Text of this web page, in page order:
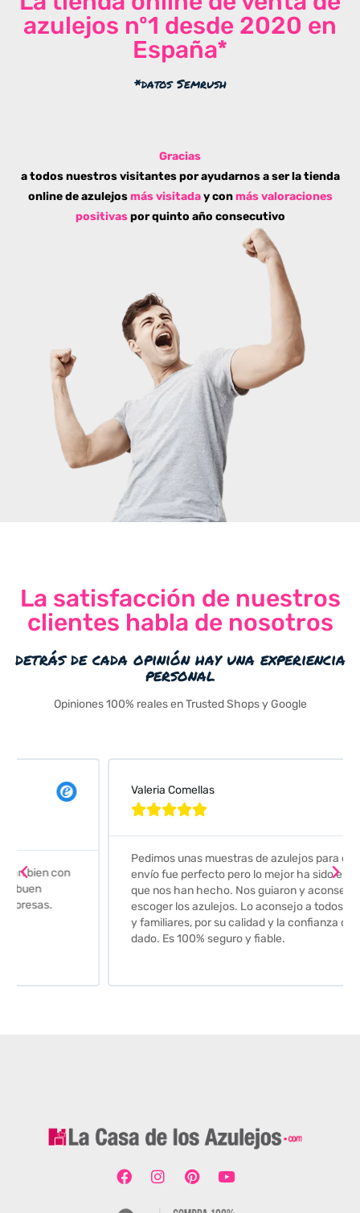
azulejos nº1 desde 2020 en
España*
*datos Semrush
Gracias
a todos nuestros visitantes por ayudarnos a ser la tienda
online de azulejos más visitaday conmás valoraciones
positivaspor quinto año consecutivo
La satisfacción de nuestros
clientes habla de nosotros
detrás de cada opinión hay una experiencia
personal
Opiniones 100% reales en Trusted Shops y Google
Valeria Comellas
Pedimos unas muestras de azulejos para el baño. El
envío fue perfecto pero lo mejor ha sido el seguimiento
que nos han hecho. Nos guiaron y aconsejaron para
escoger los azulejos. Lo aconsejo a todos mis amigos
y familiares, por su calidad y la confianza que nos han
dado. Es 100% seguro y fiable.